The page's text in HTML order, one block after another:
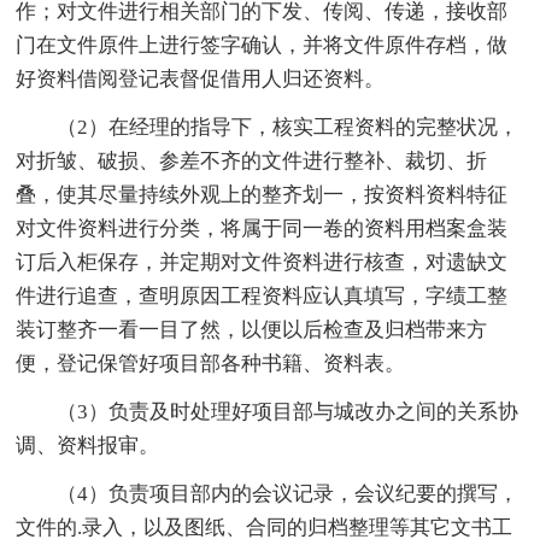
作；对文件进行相关部门的下发、传阅、传递，接收部
门在文件原件上进行签字确认，并将文件原件存档，做
好资料借阅登记表督促借用人归还资料。
（2）在经理的指导下，核实工程资料的完整状况，
对折皱、破损、参差不齐的文件进行整补、裁切、折
叠，使其尽量持续外观上的整齐划一，按资料资料特征
对文件资料进行分类，将属于同一卷的资料用档案盒装
订后入柜保存，并定期对文件资料进行核查，对遗缺文
件进行追查，查明原因工程资料应认真填写，字绩工整
装订整齐一看一目了然，以便以后检查及归档带来方
便，登记保管好项目部各种书籍、资料表。
（3）负责及时处理好项目部与城改办之间的关系协
调、资料报审。
（4）负责项目部内的会议记录，会议纪要的撰写，
文件的.录入，以及图纸、合同的归档整理等其它文书工